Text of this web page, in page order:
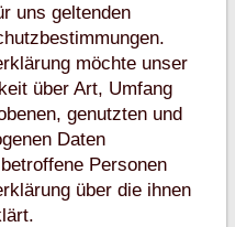
uns geltenden
möchte unser
über Art, Umfang
genutzten und
Daten
Personen
über die ihnen